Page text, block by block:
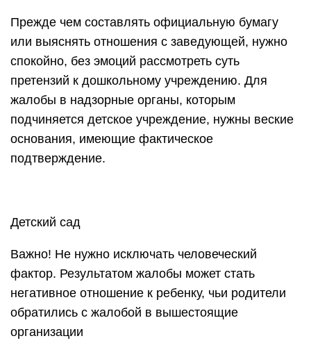
Прежде чем составлять официальную бумагу
или выяснять отношения с заведующей, нужно
спокойно, без эмоций рассмотреть суть
претензий к дошкольному учреждению. Для
жалобы в надзорные органы, которым
подчиняется детское учреждение, нужны веские
основания, имеющие фактическое
подтверждение.
Детский сад
Важно! Не нужно исключать человеческий
фактор. Результатом жалобы может стать
негативное отношение к ребенку, чьи родители
обратились с жалобой в вышестоящие
организации